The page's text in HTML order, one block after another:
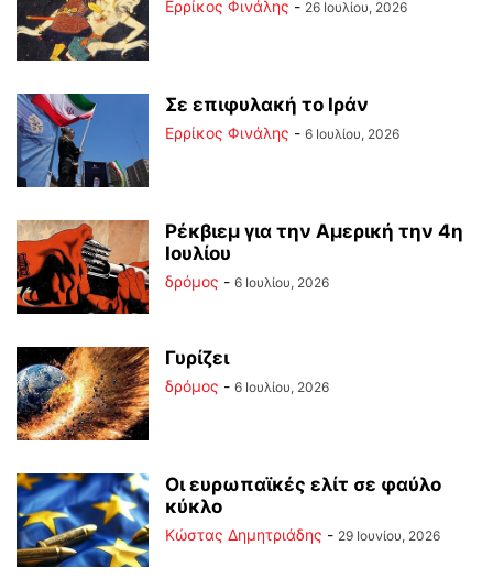
Ερρίκος Φινάλης - 26 Ιουλίου, 2026
Σε επιφυλακή το Ιράν
Ερρίκος Φινάλης - 6 Ιουλίου, 2026
Ρέκβιεμ για την Αμερική την 4η
Ιουλίου
δρόμος - 6 Ιουλίου, 2026
Γυρίζει
δρόμος - 6 Ιουλίου, 2026
Οι ευρωπαϊκές ελίτ σε φαύλο
κύκλο
Kώστας Δημητριάδης - 29 Ιουνίου, 2026